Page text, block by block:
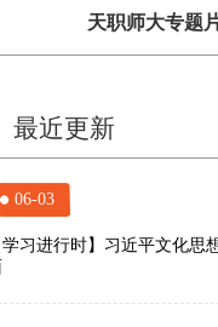
天职师大专题
最近更新
06-03
学习进行时】习近平文化思